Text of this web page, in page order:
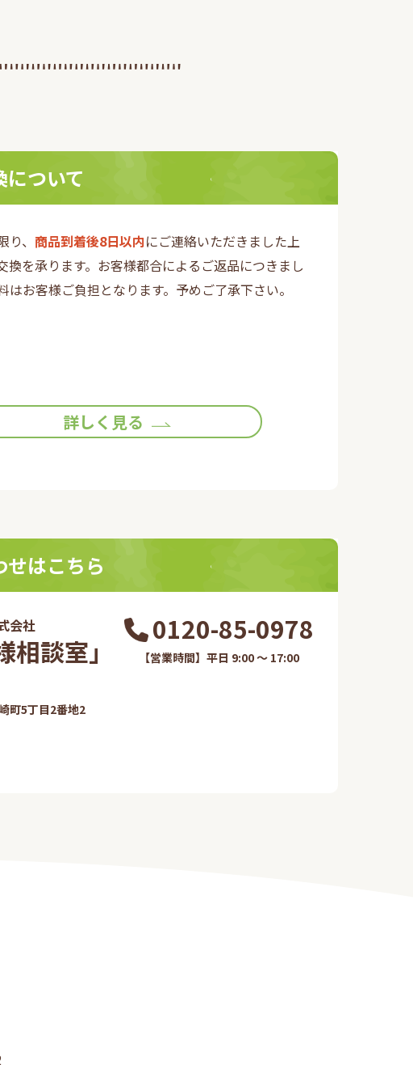
ついて
、 商品到着後8日以内にご連絡いただきました上
換を承ります。お客様都合によるご返品につきまし
はお客様ご負担となります。予めご了承下さい。
詳しく見る
せはこちら
会社
相談室​」
0120-85-0978
【営業時間】平日 9:00 ～ 17:00
町5丁目2番地2​